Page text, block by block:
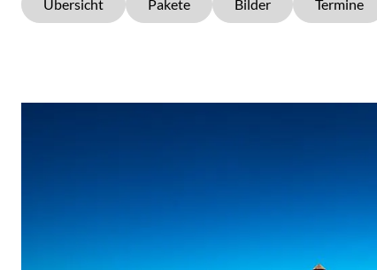
Übersicht Pakete Bilder Termine